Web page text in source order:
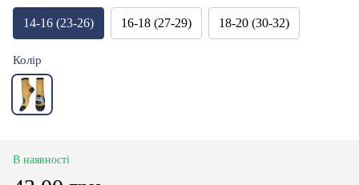
14-16 (23-26) 16-18 (27-29) 18-20 (30-32)
Колір
В наявності